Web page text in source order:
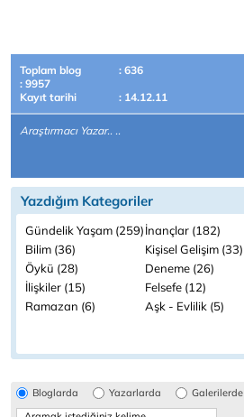
Toplam blog
: 636
: 9957
Kayıt tarihi
: 14.12.11
Araştırmacı Yazar.. ..
Yazdığım Kategoriler
Gündelik Yaşam (259)İnançlar (182)
Bilim (36)
Kişisel Gelişim (33)
Öykü (28)
Deneme (26)
İlişkiler (15)
Felsefe (12)
Ramazan (6)
Aşk - Evlilik (5)
Bloglarda Yazarlarda Galerilerde